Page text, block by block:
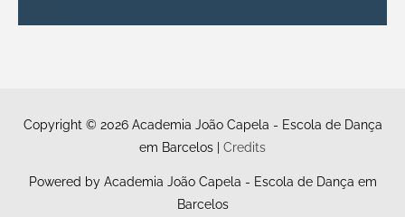
Copyright © 2026 Academia João Capela - Escola de Dança
em Barcelos | Credits
Powered by Academia João Capela - Escola de Dança em
Barcelos